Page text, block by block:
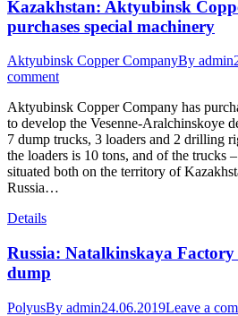
Kazakhstan: Aktyubinsk
purchases special machinery
Aktyubinsk Copper CompanyBy admin
comment
Aktyubinsk Copper Company has
to develop the Vesenne-Aralchinskoye
7 dump trucks, 3 loaders and 2 drilling
the loaders is 10 tons, and of the trucks
situated both on the territory of
Russia…
Details
Russia: Natalkinskaya
dump
PolyusBy admin24.06.2019Leave a